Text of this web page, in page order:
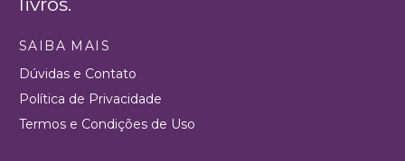
SAIBA MAIS
Dúvidas e Contato
Política de Privacidade
Termos e Condições de Uso